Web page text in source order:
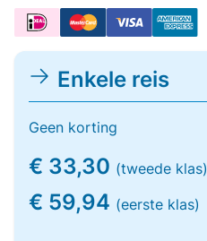
Enkele reis
Geen korting
€ 33,30 (tweede klas)
€ 59,94 (eerste klas)